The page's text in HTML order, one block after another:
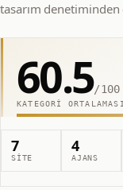
tasarım
60.5/100
KATEGORI ORTALAMASI
7
SITE
4
AJANS